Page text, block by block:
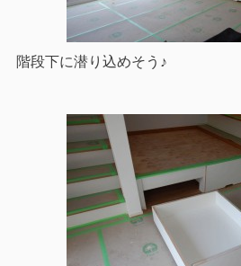
階段下に潜り込めそう♪